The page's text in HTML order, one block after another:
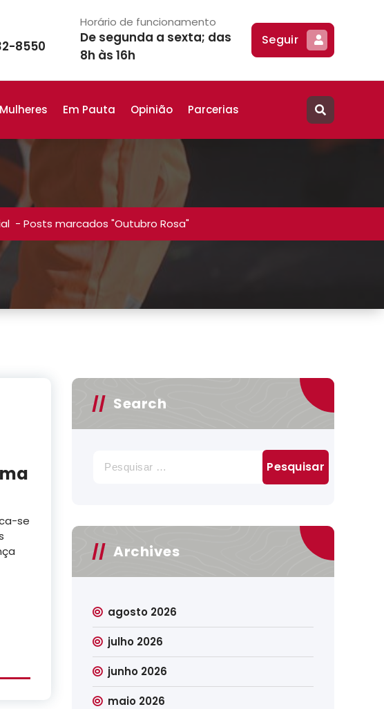
8550
Horário de funcionamento
De segunda a sexta; das
8h às 16h
Seguir
Mulheres Em Pauta Opinião Parcerias
- Posts marcados "Outubro Rosa"
se
Search
por:
Archives
agosto 2026
julho 2026
junho 2026
maio 2026